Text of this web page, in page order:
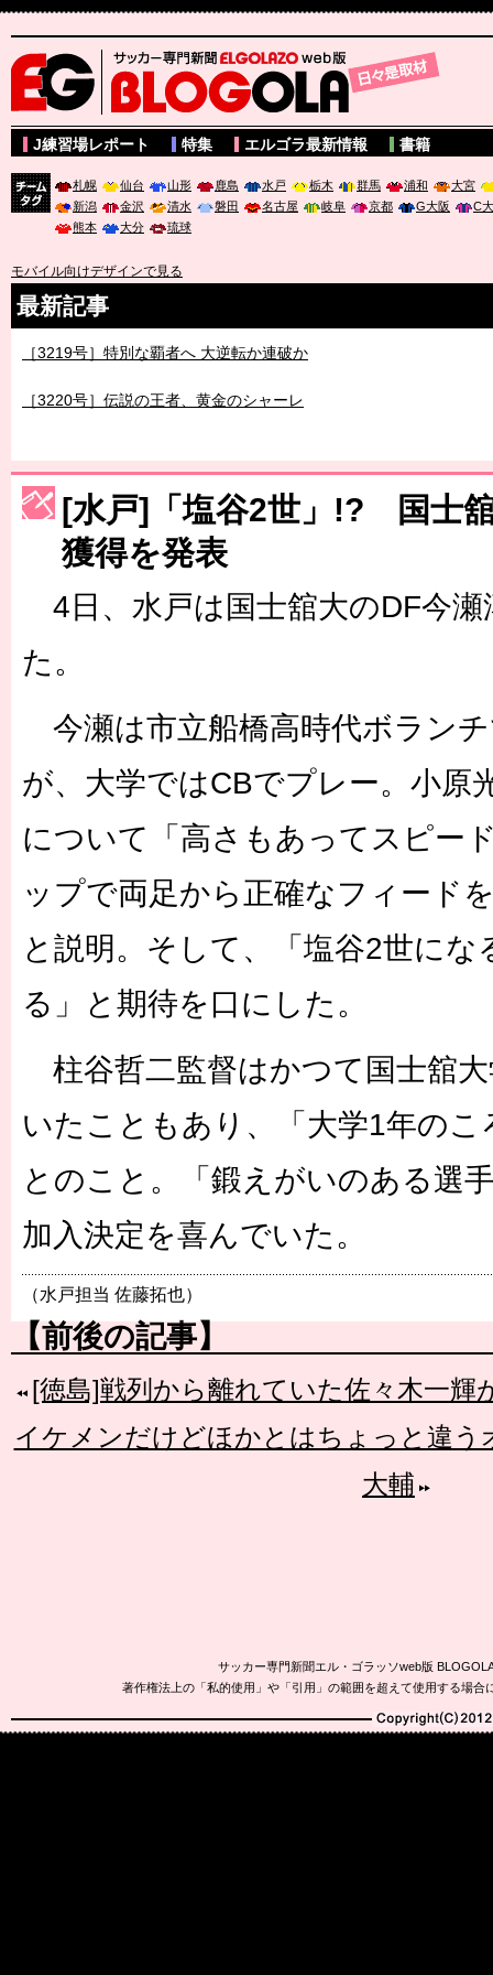
サッカー専門新聞ELGOLAZO web版 BLOGOLA
J練習場レポート 特集 エルゴラ最新情報 書籍
札幌 仙台 山形 鹿島 水戸 栃木 群馬 浦和
大宮
新潟
金沢 清水 磐田 名古屋 岐阜 京都 G大阪
C
熊本
大分 琉球
モバイル向けデザインで見る
最新記事
［3219号］特別な覇者へ 大逆転か連破か
［3220号］伝説の王者、黄金のシャーレ
［3230号］世界一への夢は終わらない
［3223号］一丸。日本出陣
［3222号］史上最大のW杯開幕 注目は「個」
[水戸]「塩谷2世」!? 国士
獲得を発表
4日、水戸は国士舘大のDF今瀬
た。
今瀬は市立船橋高時代ボラン
が、大学ではCBでプレー。小原
について「高さもあってスピー
ップで両足から正確なフィード
と説明。そして、「塩谷2世に
る」と期待を口にした。
柱谷哲二監督はかつて国士舘
いたこともあり、「大学1年の
とのこと。「鍛えがいのある選
加入決定を喜んでいた。
（水戸担当 佐藤拓也）
【前後の記事】
[徳島]戦列から離れていた佐々木一輝
イケメンだけどほかとはちょっと違う
大輔
サッカー専門新聞エル・ゴラッソweb版
著作権法上の「私的使用」や「引用」の範囲を超えて使用する場
Copyright(C)2010-